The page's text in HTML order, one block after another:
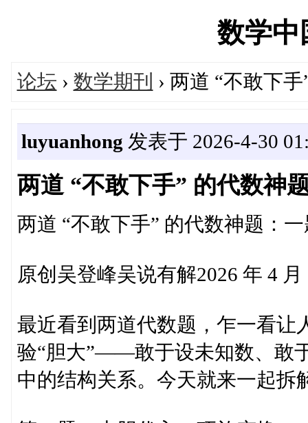
数学中
论坛 › 数学期刊 › 两道 “不敢下
luyuanhong 发表于 2026-4-30
两道 “不敢下手” 的代数神
两道 “不敢下手” 的代数神题：
原创吴登峰吴说有解2026 年 4 月
最近看到两道代数题，乍一看让
验“胆大”——敢于设未知数、敢
中的结构关系。今天就来一起拆